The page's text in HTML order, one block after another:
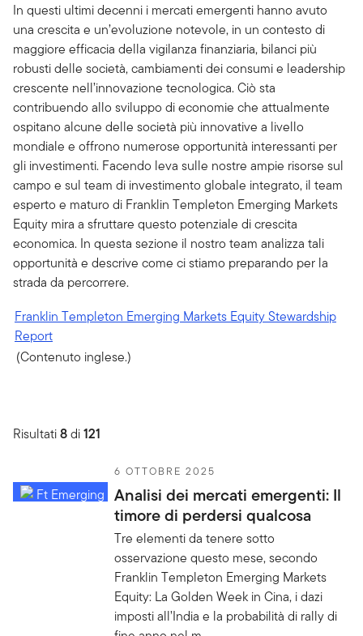
In questi ultimi decenni i mercati emergenti hanno avuto
una crescita e un’evoluzione notevole, in un contesto di
maggiore efficacia della vigilanza finanziaria, bilanci più
robusti delle società, cambiamenti dei consumi e leadership
crescente nell’innovazione tecnologica. Ciò sta
contribuendo allo sviluppo di economie che attualmente
ospitano alcune delle società più innovative a livello
mondiale e offrono numerose opportunità interessanti per
gli investimenti. Facendo leva sulle nostre ampie risorse sul
campo e sul team di investimento globale integrato, il team
esperto e maturo di Franklin Templeton Emerging Markets
Equity mira a sfruttare questo potenziale di crescita
economica. In questa sezione il nostro team analizza tali
opportunità e descrive come ci stiamo preparando per la
strada da percorrere.
Franklin Templeton Emerging Markets Equity Stewardship
Report
(Contenuto inglese.)
Risultati8di121
6 OTTOBRE 2025
Analisi dei mercati emergenti: Il
timore di perdersi qualcosa
Tre elementi da tenere sotto
osservazione questo mese, secondo
Franklin Templeton Emerging Markets
Equity: La Golden Week in Cina, i dazi
imposti all’India e la probabilità di rally di